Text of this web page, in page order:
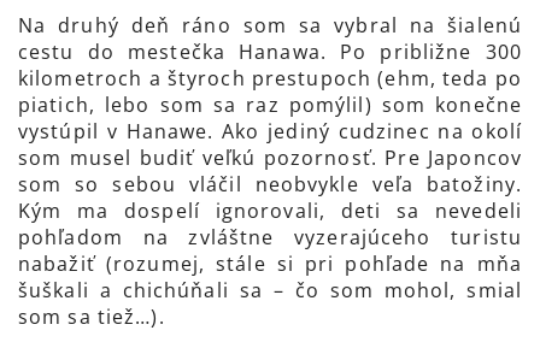
Na druhý deň ráno som sa vybral na šialenú
cestu do mestečka Hanawa. Po približne 300
kilometroch a štyroch prestupoch (ehm, teda po
piatich, lebo som sa raz pomýlil) som konečne
vystúpil v Hanawe. Ako jediný cudzinec na okolí
som musel budiť veľkú pozornosť. Pre Japoncov
som so sebou vláčil neobvykle veľa batožiny.
Kým ma dospelí ignorovali, deti sa nevedeli
pohľadom na zvláštne vyzerajúceho turistu
nabažiť (rozumej, stále si pri pohľade na mňa
šuškali a chichúňali sa – čo som mohol, smial
som sa tiež…).